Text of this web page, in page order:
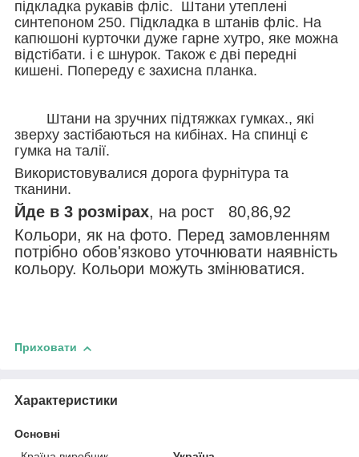
підкладка рукавів фліс. Штани утеплені
синтепоном 250. Підкладка в штанів фліс. На
капюшоні курточки дуже гарне хутро, яке можна
відстібати. і є шнурок. Також є дві передні
кишені. Попереду є захисна планка.
Штани на зручних підтяжках гумках., які
зверху застібаються на кибінах. На спинці є
гумка на талії.
Використовувалися дорога фурнітура та
тканини.
Йде в 3 розмірах, на рост 80,86,92
Кольори, як на фото. Перед замовленням
потрібно обов'язково уточнювати наявність
кольору. Кольори можуть змінюватися.
Приховати
Характеристики
Основні